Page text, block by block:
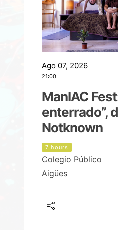
Ago 07, 2026
21:00
ManIAC
enterrado”,
Notknown
7 hours
Colegio Público
Aigües